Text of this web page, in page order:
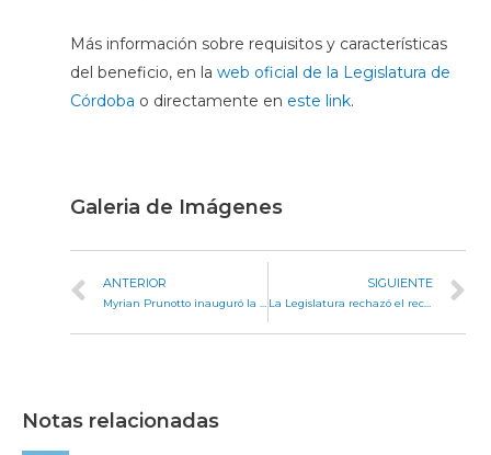
Más información sobre requisitos y características
del beneficio, en la web oficial de la Legislatura de
Córdoba o directamente en este link.
Galeria de Imágenes
ANTERIOR SIGUIENTE
La Legislatura rechazó el recorte de fondos nacionales para educación y repudió declaraciones de Milei
Notas relacionadas